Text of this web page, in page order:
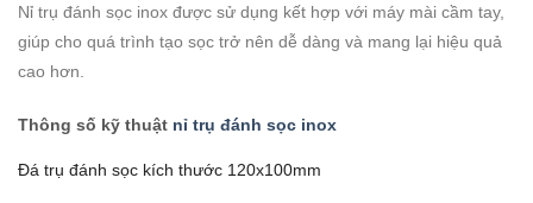
Nỉ trụ đánh sọc inox được sử dụng kết hợp với máy mài cầm tay,
giúp cho quá trình tạo sọc trở nên dễ dàng và mang lại hiệu quả
cao hơn.
Thông số kỹ thuật nỉ trụ đánh sọc inox
Đá trụ đánh sọc kích thước 120x100mm